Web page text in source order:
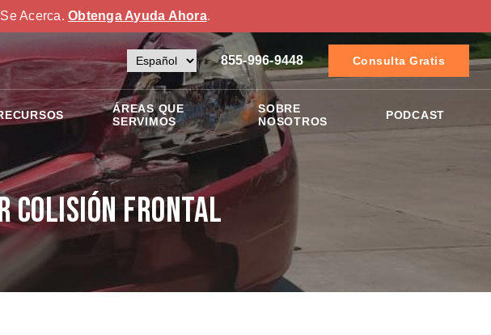
Acerca.Obtenga Ayuda Ahora.
855-996-9448 Consulta Gratis
ÁREAS QUE
SERVIMOS
SOBRE
NOSOTROS
PODCAST
Colisión Frontal